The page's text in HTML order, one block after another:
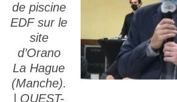
de piscine
EDF sur le
site
d’Orano
La Hague
(Manche).
| OUEST-